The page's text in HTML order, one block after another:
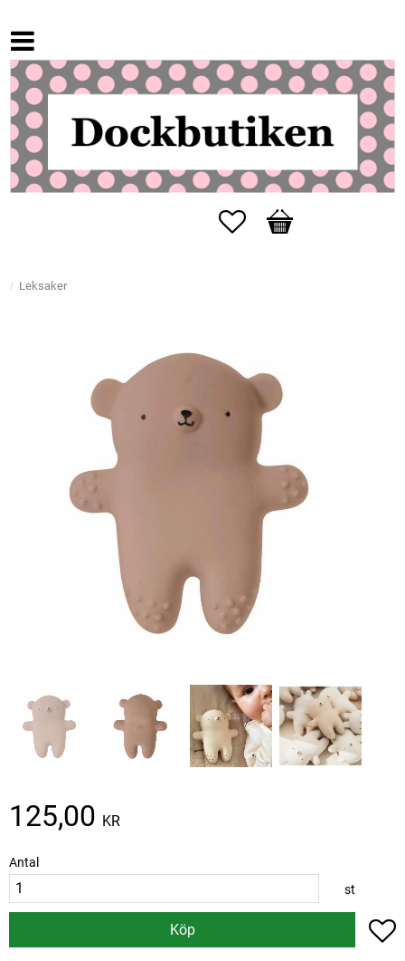
Favoriter
Kundvagn
Leksaker
125,00 KR
Antal
st
Köp